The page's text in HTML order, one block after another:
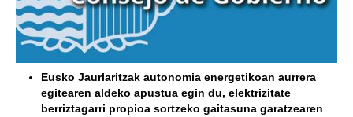
Eusko Jaurlaritzak autonomia energetikoan aurrera
egitearen aldeko apustua egin du, elektrizitate
berriztagarri propioa sortzeko gaitasuna garatzearen